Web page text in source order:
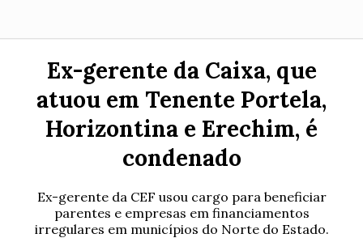
Ex-gerente da Caixa, que
atuou em Tenente Portela,
Horizontina e Erechim, é
condenado
Ex-gerente da CEF usou cargo para beneficiar
parentes e empresas em financiamentos
irregulares em municípios do Norte do Estado.